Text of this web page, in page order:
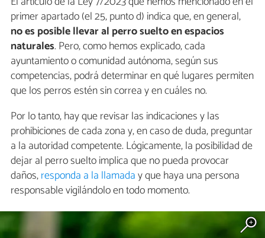
primer apartado (el 25, punto d) indica que, en general,
no es posible llevar al perro suelto en espacios
naturales. Pero, como hemos explicado, cada
ayuntamiento o comunidad autónoma, según sus
competencias, podrá determinar en qué lugares permiten
que los perros estén sin correa y en cuáles no.
Por lo tanto, hay que revisar las indicaciones y las
prohibiciones de cada zona y, en caso de duda, preguntar
a la autoridad competente. Lógicamente, la posibilidad de
dejar al perro suelto implica que no pueda provocar
daños,responda a la llamaday que haya una persona
responsable vigilándolo en todo momento.